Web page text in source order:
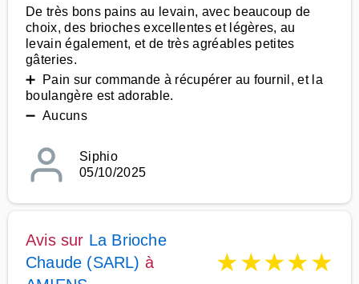
De très bons pains au levain, avec beaucoup de
choix, des brioches excellentes et légères, au
levain également, et de très agréables petites
gâteries.
➕ Pain sur commande à récupérer au fournil, et la
boulangère est adorable.
➖ Aucuns
Siphio
05/10/2025
Avis sur La Brioche
Chaude (SARL) à
★★★★★